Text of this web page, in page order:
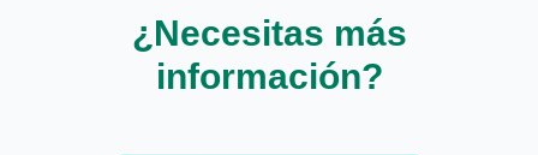
¿Necesitas más
información?